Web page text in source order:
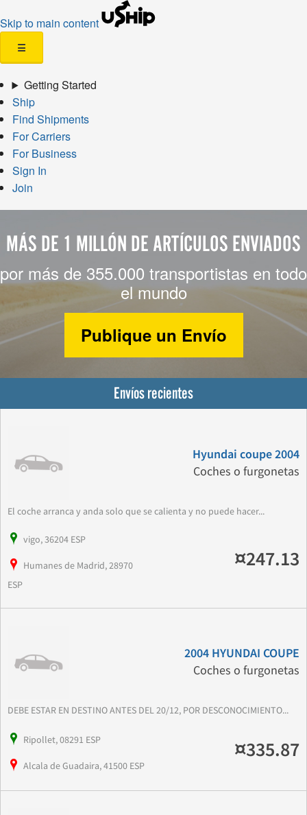
Skip to main content
☰
Getting Started
Ship
Find Shipments
For Carriers
For Business
Sign In
Join
MÁS DE 1 MILLÓN DE ARTÍCULOS ENVIADOS
por más de 355.000 transportistas en todo
el mundo
Publique un Envío
Envíos recientes
Hyundai coupe 2004
Coches o furgonetas
El coche arranca y anda solo que se calienta y no puede hacer...
vigo, 36204 ESP
Humanes de Madrid, 28970
ESP
¤247.13
2004 HYUNDAI COUPE
Coches o furgonetas
DEBE ESTAR EN DESTINO ANTES DEL 20/12, POR DESCONOCIMIENTO...
Ripollet, 08291 ESP
Alcala de Guadaira, 41500 ESP
¤335.87